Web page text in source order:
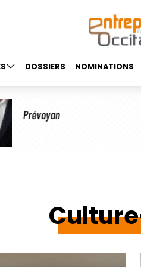
DOSSIERS NOMINATIONS